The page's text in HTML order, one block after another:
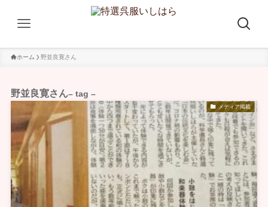
ホーム 野並良寛さん
野並良寛さん– tag –
メディア掲載